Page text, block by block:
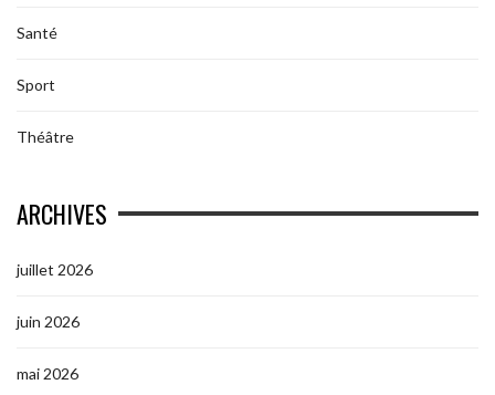
Santé
Sport
Théâtre
ARCHIVES
juillet 2026
juin 2026
mai 2026